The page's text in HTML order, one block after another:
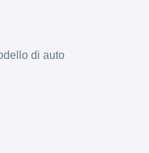
di auto